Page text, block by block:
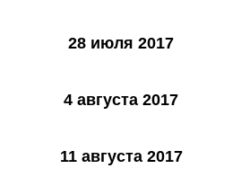
28 июля 2017
4 августа 2017
11 августа 2017